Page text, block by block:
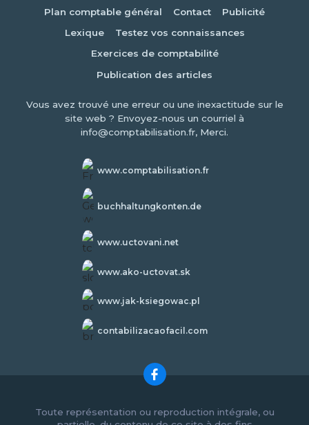
Plan comptable général
Contact
Publicité
Lexique
Testez vos connaissances
Exercices de comptabilité
Publication des articles
Vous avez trouvé une erreur ou une inexactitude sur le
site web ? Envoyez-nous un courriel à
info@comptabilisation.fr, Merci.
www.comptabilisation.fr
buchhaltungkonten.de
www.uctovani.net
www.ako-uctovat.sk
www.jak-ksiegowac.pl
contabilizacaofacil.com
Toute représentation ou reproduction intégrale, ou